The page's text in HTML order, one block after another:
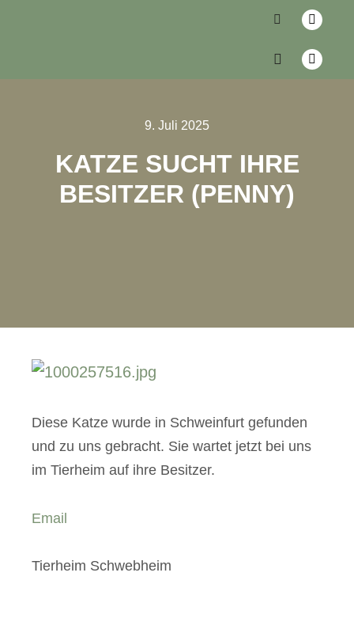
9. Juli 2025
KATZE SUCHT IHRE
BESITZER (PENNY)
Diese Katze wurde in Schweinfurt gefunden
und zu uns gebracht. Sie wartet jetzt bei uns
im Tierheim auf ihre Besitzer.
Email
Tierheim Schwebheim